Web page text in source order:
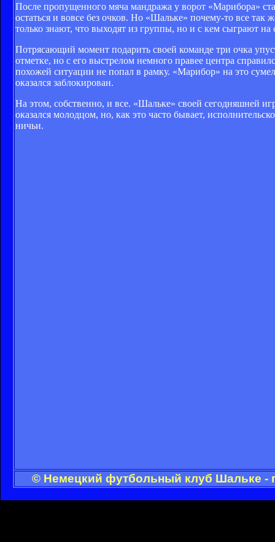
После пропущенного мяча мандража у ворот «Марибора»
остаться и вовсе без очков. Но «Шальке» почему-то все
только знают, что выходят из группы, но и с кем сыграют
Потрясающий момент подарить своей команде три очка
отметке, но с его выстрелом немного правее центра
похожей ситуации не попал в рамку. «Марибор» на это
оказался заблокирован.
На этом, собственно, и все. «Шальке» своей сегодняшней
оказался молодцом, но, как это часто бывает,
ничьи.
© Немецкий футбольный клуб Шальке -